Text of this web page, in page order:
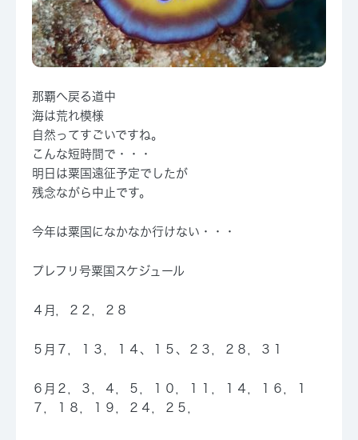
那覇へ戻る道中
海は荒れ模様
自然ってすごいですね。
こんな短時間で・・・
明日は粟国遠征予定でしたが
残念ながら中止です。
今年は粟国になかなか行けない・・・
プレフリ号粟国スケジュール
４月， ２２ ，２８
５月７， １３ ，１４、 １５ 、２３，２８，３１
６月２，３，４，５，１０，１１，１４， １６
７，１８，１９，２４，
２５